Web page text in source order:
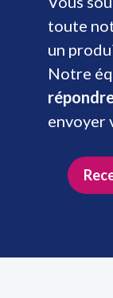
toute
un
Notre
envoyer